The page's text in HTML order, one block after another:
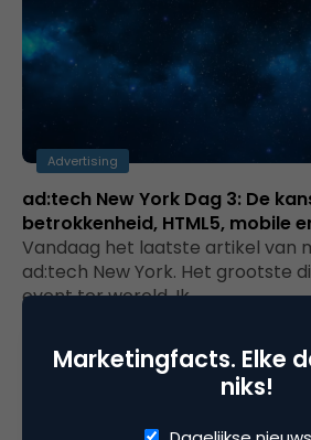
Advertising
ad:tech New York Dag 3: De
betrokkenheid, HTML5, mobile
Vandaag het laatste artikel van
ad:tech New York. Het grootste
event ter wereld. Ik…
Marketingfacts. Elke
niks!